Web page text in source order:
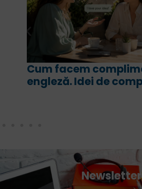
For și since în
are fiecare și
Newsletter